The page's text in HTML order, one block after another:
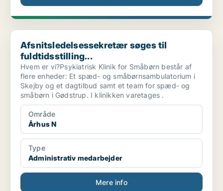
Afsnitsledelsessekretær søges til fuldtidsstilling...
Afsnitsledelsessekretær søges til
fuldtidsstilling...
Hvem er vi?Psykiatrisk Klinik for Småbørn består af
flere enheder: Et spæd- og småbørnsambulatorium i
Skejby og et dagtilbud samt et team for spæd- og
småbørn i Gødstrup. I klinikken varetages .
Område
Århus N
Type
Administrativ medarbejder
Mere info